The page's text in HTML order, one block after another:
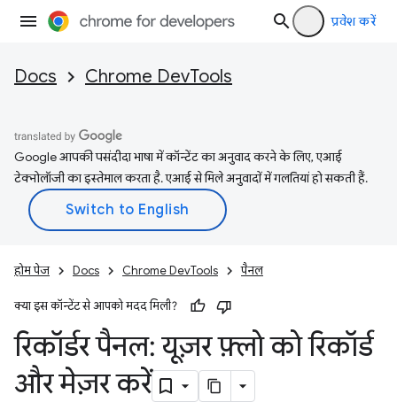
प्रवेश करें
Docs Chrome DevTools
Google आपकी पसंदीदा भाषा में कॉन्टेंट का अनुवाद करने के लिए, एआई
टेक्नोलॉजी का इस्तेमाल करता है. एआई से मिले अनुवादों में गलतियां हो सकती हैं.
होम पेज Docs Chrome DevTools पैनल
क्या इस कॉन्टेंट से आपको मदद मिली?
रिकॉर्डर पैनल: यूज़र फ़्लो को रिकॉर्ड
और मेज़र करें